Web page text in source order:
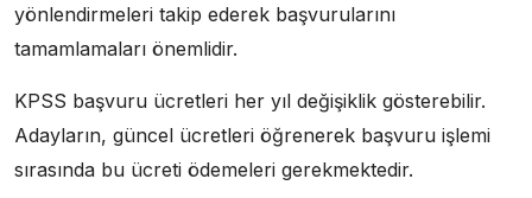
yönlendirmeleri takip ederek başvurularını
tamamlamaları önemlidir.
KPSS başvuru ücretleri her yıl değişiklik gösterebilir.
Adayların, güncel ücretleri öğrenerek başvuru işlemi
sırasında bu ücreti ödemeleri gerekmektedir.